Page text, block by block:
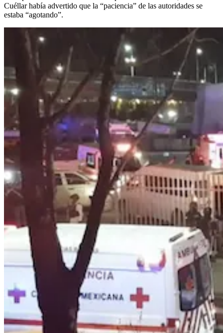
Cuéllar había advertido que la “paciencia” de las autoridades se
estaba “agotando”.